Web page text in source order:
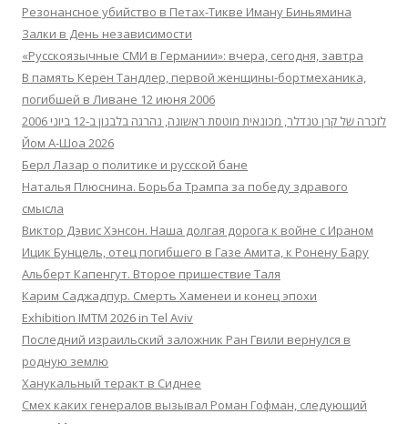
Резонансное убийство в Петах-Тикве Иману Биньямина
Залки в День независимости
«Русскоязычные СМИ в Германии»: вчера, сегодня, завтра
В память Керен Тандлер, первой женщины-бортмеханика,
погибшей в Ливане 12 июня 2006
לזכרה של קרן טנדלר, מכונאית מוטסת ראשונה, נהרגה בלבנון ב-12 ביוני 2006
Йом А-Шоа 2026
Берл Лазар о политике и русской бане
Наталья Плюснина. Борьба Трампа за победу здравого
смысла
Виктор Дэвис Хэнсон. Наша долгая дорога к войне с Ираном
Ицик Бунцель, отец погибшего в Газе Амита, к Ронену Бару
Альберт Капенгут. Второе пришествие Таля
Карим Саджадпур. Смерть Хаменеи и конец эпохи
Exhibition IMTM 2026 in Tel Aviv
Последний израильский заложник Ран Гвили вернулся в
родную землю
Ханукальный теракт в Сиднее
Смех каких генералов вызывал Роман Гофман, следующий